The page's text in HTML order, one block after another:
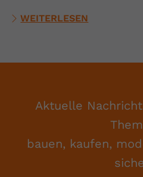
WEITERLESEN
Aktuelle
bauen, kaufen,